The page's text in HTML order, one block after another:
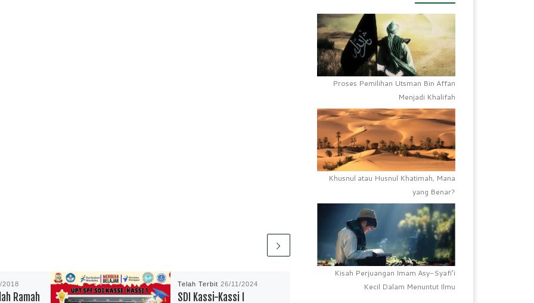
2018
Ramah
Telah Terbit26/11/2024
SDI Kassi-Kassi I
Telah Terbit
Proses Pemilihan Utsman Bin Affan
Menjadi Khalifah
Khusnul atau Husnul Khatimah, Mana
yang Benar?
Kisah Perjuangan Imam Asy-Syafi’i
Kecil Dalam Menuntut Ilmu